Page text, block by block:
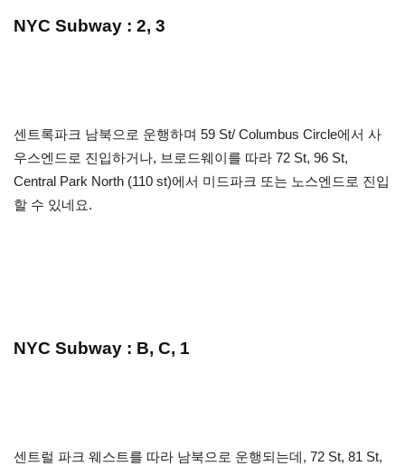
NYC Subway : 2, 3
센트록파크 남북으로 운행하며 59 St/ Columbus Circle에서 사
우스엔드로 진입하거나, 브로드웨이를 따라 72 St, 96 St,
Central Park North (110 st)에서 미드파크 또는 노스엔드로 진입
할 수 있네요.
NYC Subway : B, C, 1
센트럴 파크 웨스트를 따라 남북으로 운행되는데, 72 St, 81 St,